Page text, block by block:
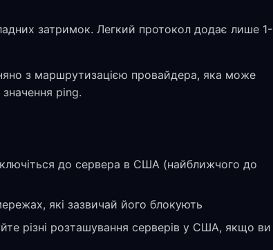
затримок. Легкий протокол додає лише 1-
з маршрутизацією провайдера, яка може
ping.
до сервера в США (найближчого до
які зазвичай його блокують
різні розташування серверів у США, якщо ви